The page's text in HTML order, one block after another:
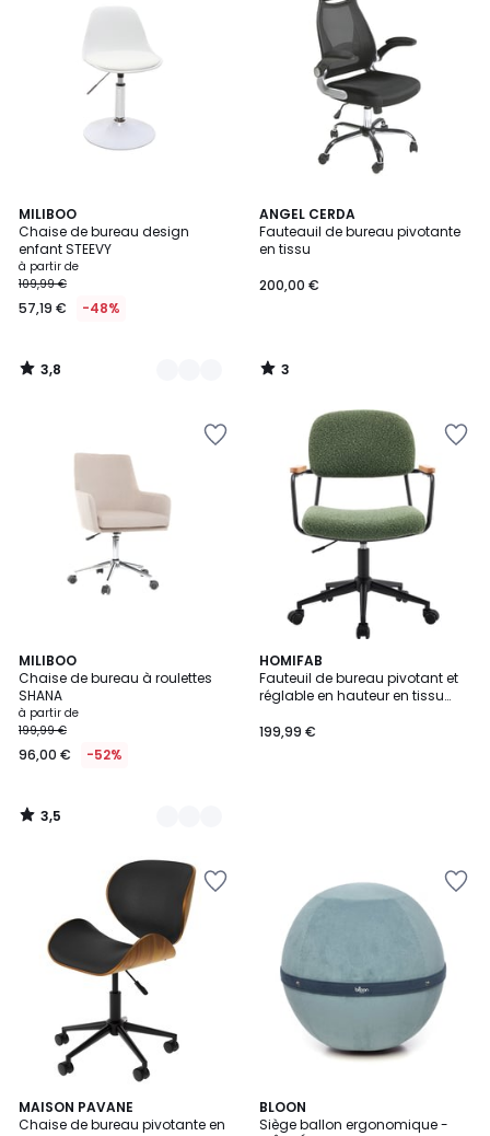
MILIBOO
Chaise de bureau design
enfant STEEVY
à partir de
109,99 €
57,19 € -48%
3,8
/ 5
4
Couleurs
3,8
/
ANGEL CERDA
Fauteauil de bureau pivotante
en tissu
200,00 €
3
/
5
3
/
MILIBOO
Chaise de bureau à roulettes
SHANA
à partir de
199,99 €
96,00 € -52%
3,5
/ 5
5
Couleurs
3,5
/
HOMIFAB
Fauteuil de bureau pivotant et
réglable en hauteur en tissu
199,99 €
MAISON PAVANE
Chaise de bureau pivotante en
2
Couleurs
BLOON
Siège ballon ergonomique -
3
Couleurs